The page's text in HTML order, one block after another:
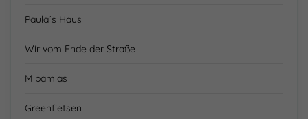
Paula´s Haus
Wir vom Ende der Straße
Mipamias
Greenfietsen